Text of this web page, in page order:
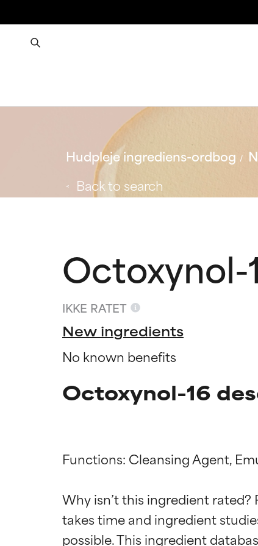
Hudpleje ingrediens-ordbog
Back to search
Octoxynol-
IKKE RATET
New ingredients
No known benefits
Octoxynol-16
Functions: Cleansing Agent,
Why isn’t this ingredient
takes time and ingredient
BEDST
BEDST